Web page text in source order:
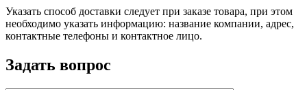
Указать способ доставки следует при заказе товара, при этом
необходимо указать информацию: название компании, адрес,
контактные телефоны и контактное лицо.
Задать вопрос